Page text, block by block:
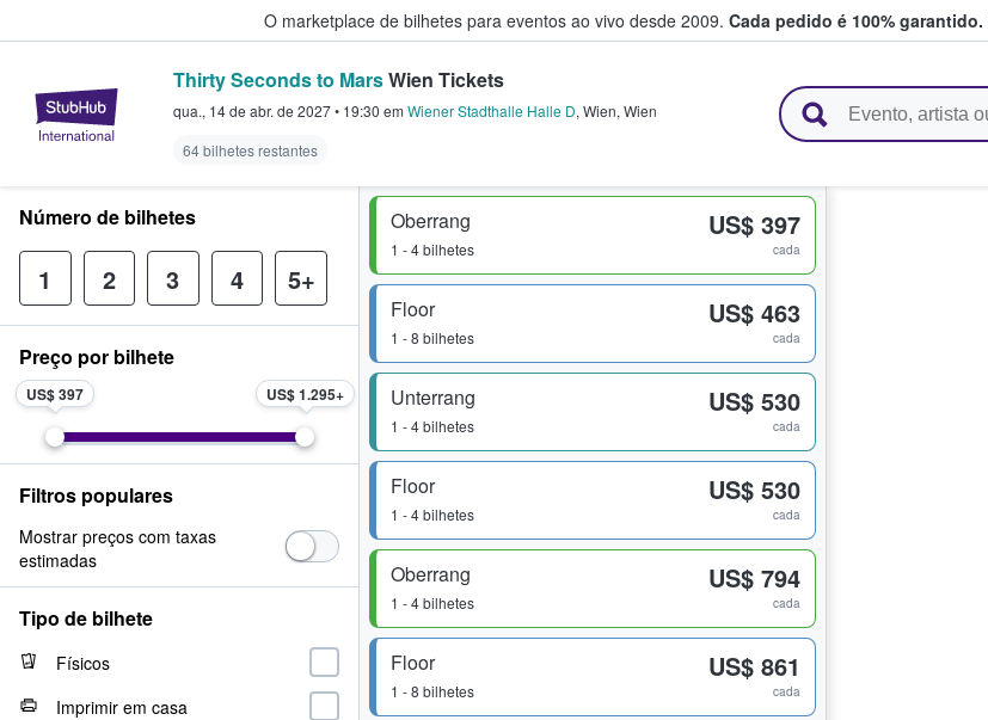
O marketplace de bilhetes para eventos ao vivo desde 2009. Cada pedido é 100% garantido.
StubHub – onde os fãs compram e vendem bilhetes
Thirty Seconds to MarsWien Tickets
qua., 14 de abr. de 2027• 19:30 em Wiener Stadthalle Halle D, Wien, Wien
64 bilhetes restantes
Oberrang
1 - 4 bilhetes
US$ 397
cada
Floor
1 - 8 bilhetes
US$ 463
cada
Unterrang
1 - 4 bilhetes
US$ 530
cada
Floor
1 - 4 bilhetes
US$ 530
cada
Oberrang
1 - 4 bilhetes
US$ 794
cada
Floor
1 - 8 bilhetes
US$ 861
cada
Número de bilhetes
1 2 3 4 5+
Preço por bilhete
US$ 397 US$ 1.295
Filtros populares
Mostrar preços com taxas
estimadas
Tipo de bilhete
Físicos
Imprimir em casa